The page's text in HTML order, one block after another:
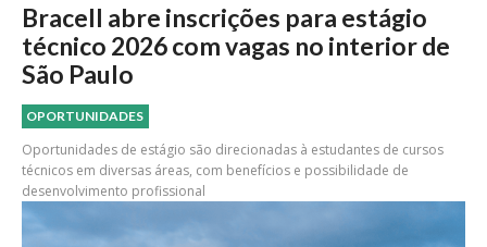
Bracell abre inscrições para estágio
técnico 2026 com vagas no interior de
São Paulo
OPORTUNIDADES
Oportunidades de estágio são direcionadas à estudantes de cursos
técnicos em diversas áreas, com benefícios e possibilidade de
desenvolvimento profissional